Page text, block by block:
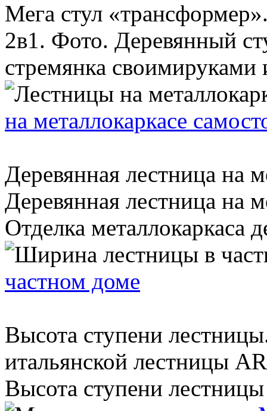
Мега стул
2в1. Фото. Деревянный
стремянка своимируками
на металлокаркасе
Деревянная лестница на
Деревянная лестница на
Отделка металлокаркаса
частном доме
Высота ступени
итальянской лестницы
Высота ступени